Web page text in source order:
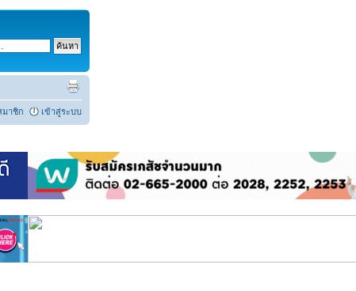
มาชิก เข้าสู่ระบบ